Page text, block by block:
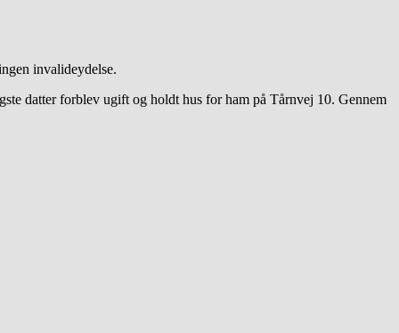
invalideydelse.
datter forblev ugift og holdt hus for ham på Tårnvej 10. Gennem